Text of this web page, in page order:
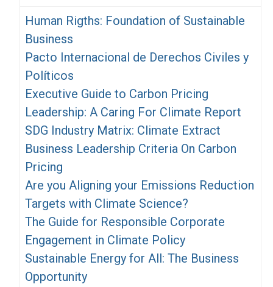
Human Rigths: Foundation of Sustainable
Business
Pacto Internacional de Derechos Civiles y
Políticos
Executive Guide to Carbon Pricing
Leadership: A Caring For Climate Report
SDG Industry Matrix: Climate Extract
Business Leadership Criteria On Carbon
Pricing
Are you Aligning your Emissions Reduction
Targets with Climate Science?
The Guide for Responsible Corporate
Engagement in Climate Policy
Sustainable Energy for All: The Business
Opportunity